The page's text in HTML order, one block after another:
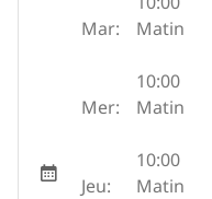
Mar:
Matin
Mer:
10:00
Matin
Jeu:
10:00
Matin